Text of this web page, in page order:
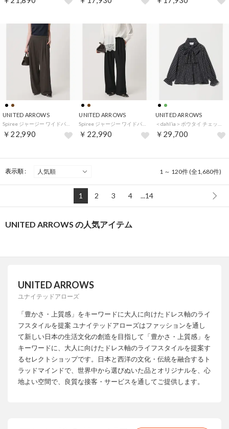
UNITED ARROWS
￥22,990
UNITED ARROWS
￥22,990
UNITED ARROWS
￥29,700
表示順 : 1 ～ 120件 (全1,680件)
1 2 3 4 ...14
UNITED ARROWS の人気アイテム
UNITED ARROWS
ユナイテッドアローズ
「豊かさ・上質感」をキーワードに大人に向けたドレス軸のライ
フスタイルを提案 ユナイテッドアローズはファッションを通し
て新しい日本の生活文化の創造を目指して「豊かさ・上質感」を
キーワードに、大人に向けたドレス軸のライフスタイルを提案す
るセレクトショップです。日本と西洋の文化・伝統を融合するト
ラッドマインドで、世界中から選びぬいた品とオリジナルを、心
地よい空間で、良質な接客・サービスを通してご提供します。